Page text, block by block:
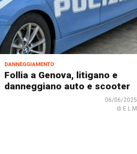
danneggiamento
Follia a Genova, litigano e
danneggiano auto e scooter
06/06/2025
di E.L.M